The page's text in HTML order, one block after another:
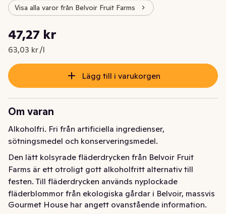
Visa alla varor från Belvoir Fruit Farms
Nuvarande pris är: 47,27 kr
47,27 kr
63,03 kr /l
Styckpris: 63,03 kr /l
Lägg till i varukorgen
Om varan
Alkoholfri. Fri från artificiella ingredienser,
sötningsmedel och konserveringsmedel.
Den lätt kolsyrade fläderdrycken från Belvoir Fruit
Farms är ett otroligt gott alkoholfritt alternativ till
festen. Till fläderdrycken används nyplockade
fläderblommor från ekologiska gårdar i Belvoir, massvis
med ekologisk citronsaft och kolsyrat källvatten.
Gourmet House har angett ovanstående information.